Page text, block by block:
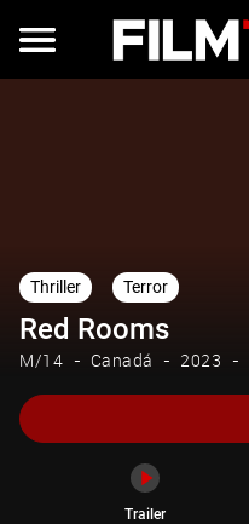
Thriller Terror
Red Rooms
M/14 Canadá 2023
Trailer